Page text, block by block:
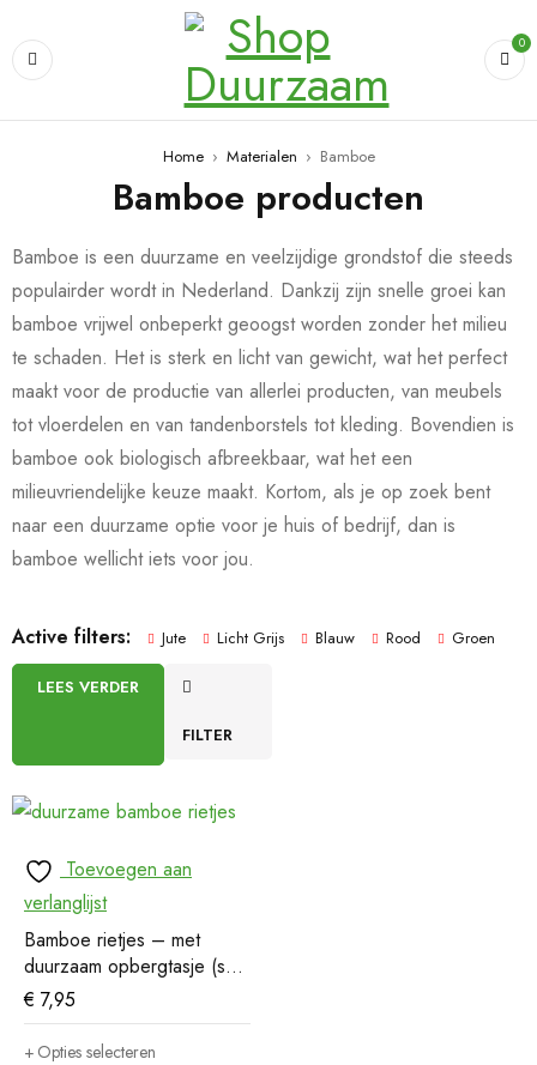
0
Home › Materialen › Bamboe
Bamboe producten
Bamboe is een duurzame en veelzijdige grondstof die steeds
populairder wordt in Nederland. Dankzij zijn snelle groei kan
bamboe vrijwel onbeperkt geoogst worden zonder het milieu
te schaden. Het is sterk en licht van gewicht, wat het perfect
maakt voor de productie van allerlei producten, van meubels
tot vloerdelen en van tandenborstels tot kleding. Bovendien is
bamboe ook biologisch afbreekbaar, wat het een
milieuvriendelijke keuze maakt. Kortom, als je op zoek bent
naar een duurzame optie voor je huis of bedrijf, dan is
bamboe wellicht iets voor jou.
Active filters: Jute Licht Grijs Blauw Rood Groen
FILTER
LEES VERDER
Toevoegen aan
verlanglijst
Bamboe rietjes – met
duurzaam opbergtasje (set
van 6)
€ 7,95
Opties selecteren